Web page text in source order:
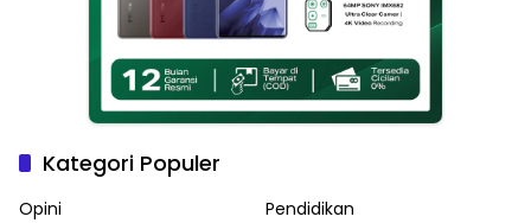
Kategori Populer
Opini
Pendidikan